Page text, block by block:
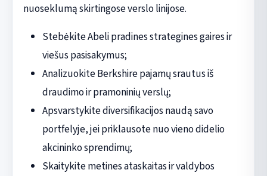
nuoseklumą skirtingose verslo linijose.
Stebėkite Abeli pradines strategines gaires ir
viešus pasisakymus;
Analizuokite Berkshire pajamų srautus iš
draudimo ir pramoninių verslų;
Apsvarstykite diversifikacijos naudą savo
portfelyje, jei priklausote nuo vieno didelio
akcininko sprendimų;
Skaitykite metines ataskaitas ir valdybos